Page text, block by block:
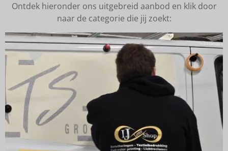
Ontdek hieronder ons uitgebreid aanbod en klik door
naar de categorie die jij zoekt: